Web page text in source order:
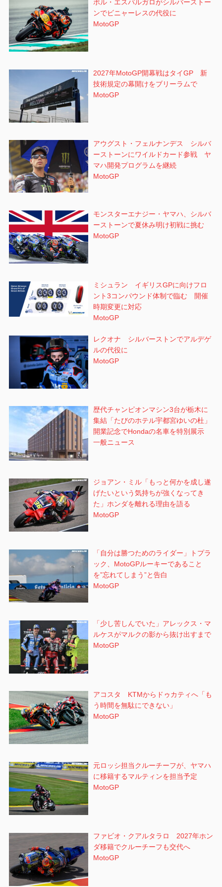
ポル・エスパルガロがシルバーストー
ンでビニャーレスの代役に
MotoGP
2027年MotoGP開幕戦はタイGP 新
技術規定の幕開けをブリーラムで
MotoGP
アウグスト・フェルナンデス シルバ
ーストーンにワイルドカード参戦 ヤ
マハ開発プログラムを継続
MotoGP
モンスターエナジー・ヤマハ、シルバ
ーストーンで夏休み明け初戦に挑む
MotoGP
ミシュラン イギリスGPに向けフロ
ント3コンパウンド体制で臨む 開催
時期変更に対応
MotoGP
レクオナ シルバーストンでアルデゲ
ルの代役に
MotoGP
歴代チャンピオンマシン3台が栃木に
集結「たびのホテル宇都宮ゆいの杜」
開業記念でHondaの名車を特別展示
一般ニュース
ジョアン・ミル「もっと何かを成し遂
げたいという気持ちが強くなってき
た」ホンダを離れる理由を語る
MotoGP
「自分は勝つためのライダー」トプラ
ック、MotoGPルーキーであること
を”忘れてしまう”と告白
MotoGP
「少し苦しんでいた」アレックス・マ
ルケスがマルクの影から抜け出すまで
MotoGP
アコスタ KTMからドゥカティへ「も
う時間を無駄にできない」
MotoGP
元ロッシ担当クルーチーフが、ヤマハ
に移籍するマルティンを担当予定
MotoGP
ファビオ・クアルタラロ 2027年ホン
ダ移籍でクルーチーフも交代へ
MotoGP